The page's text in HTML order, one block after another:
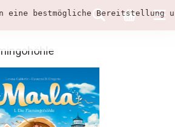
eine bestmögliche